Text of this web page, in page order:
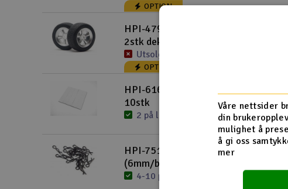
OPTION
OPTION
HPI-4797 Vintage Racing Tyre 31mm
2stk dekk
Utsolgt
HPI-6163 Servo Tape 20x100mm -
10stk
2 på lager
HPI-75106 Body clip
(6mm/black/20pcs)
4-10 på lager
Våre nettsider
din
mulighet å
å gi oss
mer